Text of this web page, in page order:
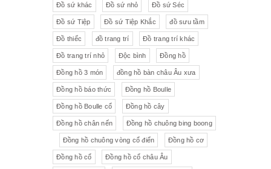
Đồ sứ khác Đồ sứ nhỏ Đồ sứ Séc
Đồ sứ Tiệp Đồ sứ Tiệp Khắc đồ sưu tầm
Đồ thiếc đồ trang trí Đồ trang trí khác
Đồ trang trí nhỏ Độc bình Đồng hồ
Đồng hồ 3 món đồng hồ bàn châu Âu xưa
Đồng hồ báo thức Đồng hồ Boulle
Đồng hồ Boulle cổ Đồng hồ cây
Đồng hồ chân nến Đồng hồ chuông bing boong
Đồng hồ chuông vòng cổ điển Đồng hồ cơ
Đồng hồ cổ Đồng hồ cổ châu Âu